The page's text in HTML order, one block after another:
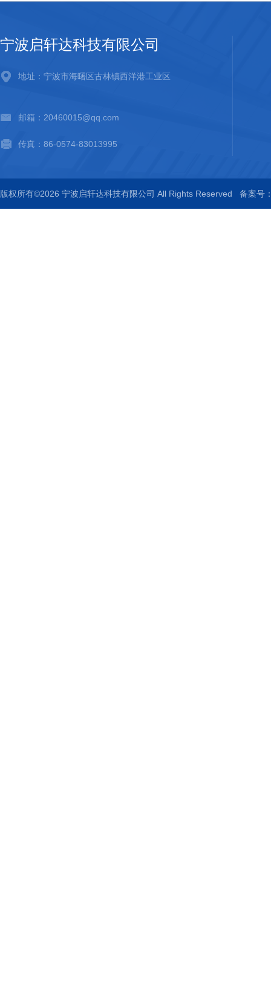
宁波启轩达科技有限公司
地址：宁波市海曙区古林镇西洋港工业区
邮箱：20460015@qq.com
传真：86-0574-83013995
版权所有©2026 宁波启轩达科技有限公司 All Rights Reserved 备案号